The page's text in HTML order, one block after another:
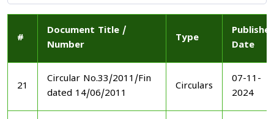
#
Document Title /
Number
Type
Date
21
Circular No.33/2011/Fin
dated 14/06/2011
Circulars
07-11-
2024